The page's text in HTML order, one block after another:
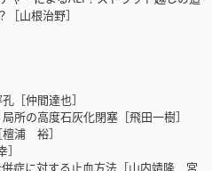
山根治野］
仲間達也］
の高度石灰化閉塞［飛田一樹］
浦 裕］
に対する止血方法［山内靖隆 宮